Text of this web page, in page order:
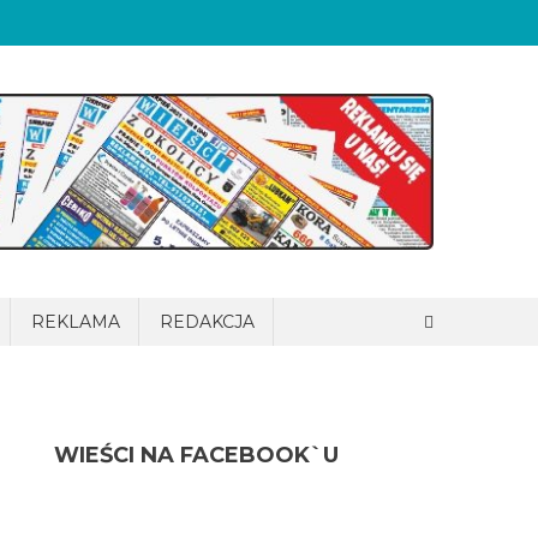
REKLAMA REDAKCJA
WIEŚCI NA FACEBOOK`U